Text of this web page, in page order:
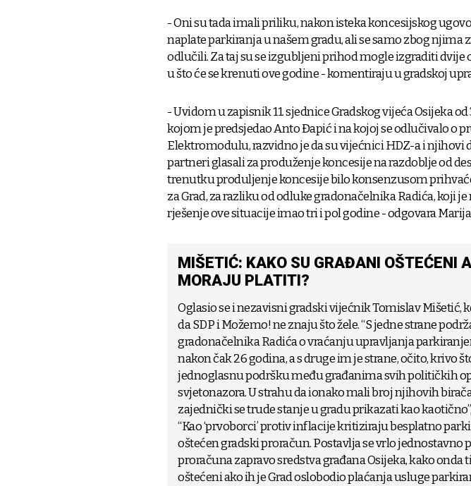
- Oni su tada imali priliku, nakon isteka koncesijskog
naplate parkiranja u našem gradu, ali se samo zbog njima
odlučili. Za taj su se izgubljeni prihod mogle izgraditi dvije
u što će se krenuti ove godine - komentiraju u gradskoj
- Uvidom u zapisnik 11. sjednice Gradskog vijeća Osijeka od
kojom je predsjedao Anto Đapić i na kojoj se odlučivalo o
Elektromodulu, razvidno je da su vijećnici HDZ-a i njihovi
partneri glasali za produženje koncesije na razdoblje od
trenutku produljenje koncesije bilo konsenzusom
za Grad, za razliku od odluke gradonačelnika Radića, koji
rješenje ove situacije imao tri i pol godine - odgovara
MIŠETIĆ: KAKO SU GRAĐANI OŠTEĆENI
MORAJU PLATITI?
Oglasio se i nezavisni gradski vijećnik Tomislav Mišetić,
da SDP i Možemo! ne znaju što žele. “S jedne strane
gradonačelnika Radića o vraćanju upravljanja
nakon čak 26 godina, a s druge im je strane, očito, krivo
jednoglasnu podršku među građanima svih političkih
svjetonazora. U strahu da ionako mali broj njihovih
zajednički se trude stanje u gradu prikazati kao
“Kao ‘prvoborci’ protiv inflacije kritiziraju besplatno
oštećen gradski proračun. Postavlja se vrlo jednostavno
proračuna zapravo sredstva građana Osijeka, kako
oštećeni ako ih je Grad oslobodio plaćanja usluge